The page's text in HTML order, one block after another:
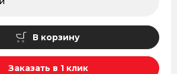
В корзину
Заказать в 1 клик